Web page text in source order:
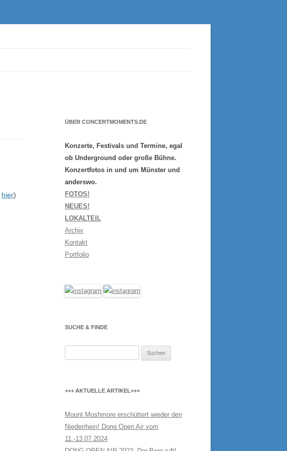
hier)
ÜBER CONCERTMOMENTS.DE
Konzerte, Festivals und Termine, egal
ob Underground oder große Bühne.
Konzertfotos in und um Münster und
anderswo.
FOTOS!
NEUES!
LOKALTEIL
Archiv
Kontakt
Portfolio
SUCHE & FINDE
+++ AKTUELLE ARTIKEL+++
Mount Moshmore erschüttert wieder den
Niederrhein! Dong Open Air vom
11.-13.07.2024